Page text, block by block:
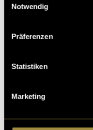
Notwendig
Präferenzen
Statistiken
Marketing